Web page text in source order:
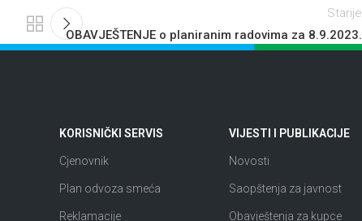
Starije
OBAVJEŠTENJE o planiranim radovima za 8.9.2023.
KORISNIČKI SERVIS
Cjenovnik
Plan odvoza smeća
Reklamacije
VIJESTI I PUBLIKACIJE
Novosti
Saopštenja za javnost
Obavještenja za kupce